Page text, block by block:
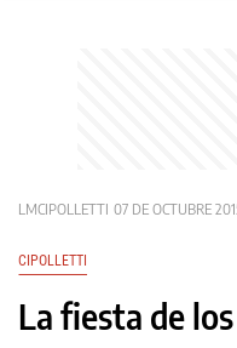
LMCIPOLLETTI 07 DE OCTUBRE
CIPOLLETTI
La fiesta de